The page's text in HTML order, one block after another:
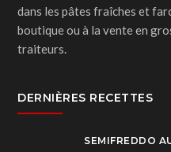
dans les pâtes fraîches et
boutique ou à la vente en
traiteurs.
DERNIÈRES RECETTES
SEMIFREDDO